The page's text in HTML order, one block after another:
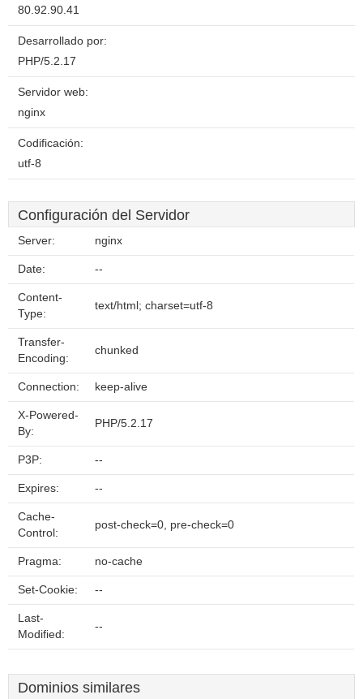
80.92.90.41
Desarrollado por:
PHP/5.2.17
Servidor web:
nginx
Codificación:
utf-8
Configuración del Servidor
Server: nginx
Date: --
Content-
Type:
text/html; charset=utf-8
Transfer-
Encoding:
chunked
Connection: keep-alive
X-Powered-
By:
PHP/5.2.17
P3P: --
Expires: --
Cache-
Control:
post-check=0, pre-check=0
Pragma: no-cache
Set-Cookie: --
Last-
Modified:
--
Dominios similares